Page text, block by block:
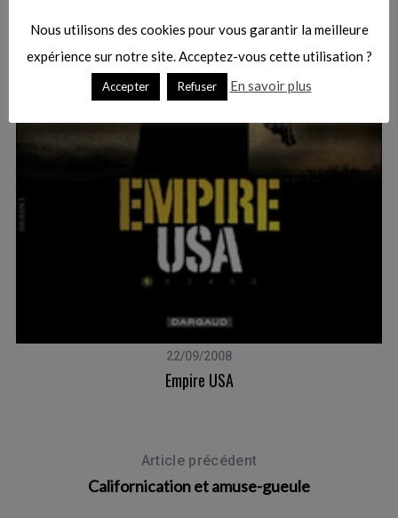
22/09/2008
Empire USA
Article précédent
Californication et amuse-gueule
Nous utilisons des cookies pour vous garantir la meilleure
expérience sur notre site. Acceptez-vous cette utilisation ?
Accepter Refuser En savoir plus